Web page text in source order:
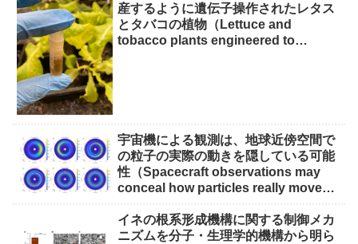
産するように遺伝子操作されたレタス
とタバコの植物（Lettuce and
tobacco plants engineered to
宇宙機による観測は、地球近傍空間で
の粒子の実際の動きを隠している可能
性（Spacecraft observations may
conceal how particles really move
イネの根系形成機構に関する制御メカ
ニズムを分子・生理学的機構から明ら